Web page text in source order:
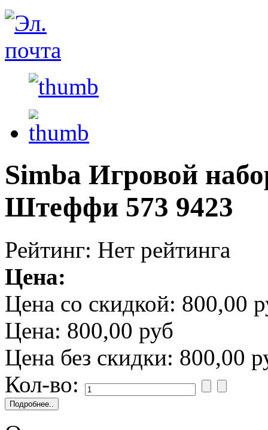
Simba Игровой
Штеффи 573 9423
Рейтинг: Нет рейтинга
Цена:
Цена со скидкой: 800,00
Цена: 800,00 руб
Цена без скидки: 800,00
Кол-во: